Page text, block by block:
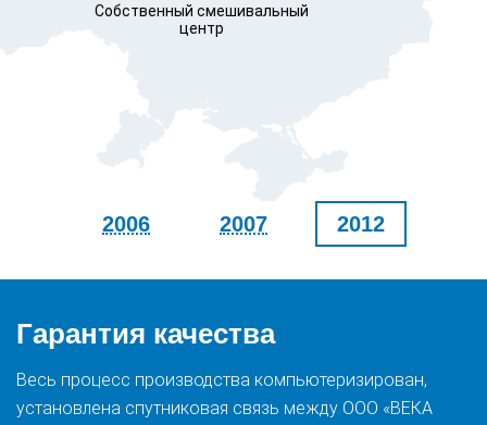
Собственный смешивальный
центр
2006 2007 2012
Гарантия качества
Весь процесс производства компьютеризирован,
установлена спутниковая связь между ООО «ВЕКА